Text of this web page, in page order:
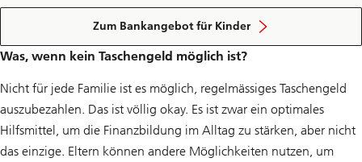
Zum Bankangebot für Kinder
Was, wenn kein Taschengeld möglich ist?
Nicht für jede Familie ist es möglich, regelmässiges Taschengeld
auszubezahlen. Das ist völlig okay. Es ist zwar ein optimales
Hilfsmittel, um die Finanzbildung im Alltag zu stärken, aber nicht
das einzige. Eltern können andere Möglichkeiten nutzen, um